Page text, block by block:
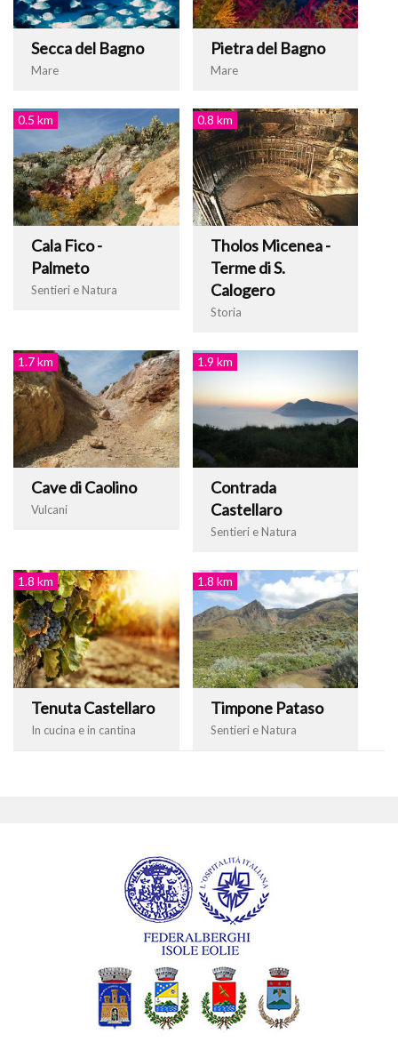
Secca del Bagno
Mare
Pietra del Bagno
Mare
0.5 km
Cala Fico -
Palmeto
Sentieri e Natura
0.8 km
Tholos Micenea -
Terme di S.
Calogero
Storia
1.7 km
Cave di Caolino
Vulcani
1.9 km
Contrada
Castellaro
Sentieri e Natura
1.8 km
Tenuta Castellaro
In cucina e in cantina
1.8 km
Timpone Pataso
Sentieri e Natura